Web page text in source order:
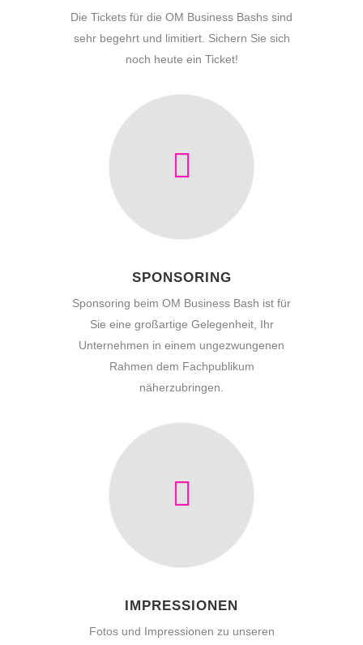
Die Tickets für die OM Business Bashs sind
sehr begehrt und limitiert. Sichern Sie sich
noch heute ein Ticket!
SPONSORING
Sponsoring beim OM Business Bash ist für
Sie eine großartige Gelegenheit, Ihr
Unternehmen in einem ungezwungenen
Rahmen dem Fachpublikum
näherzubringen.
IMPRESSIONEN
Fotos und Impressionen zu unseren